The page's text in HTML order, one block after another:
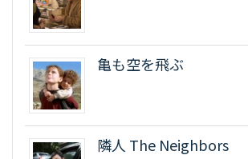
亀も空を飛ぶ
隣人 The Neighbors